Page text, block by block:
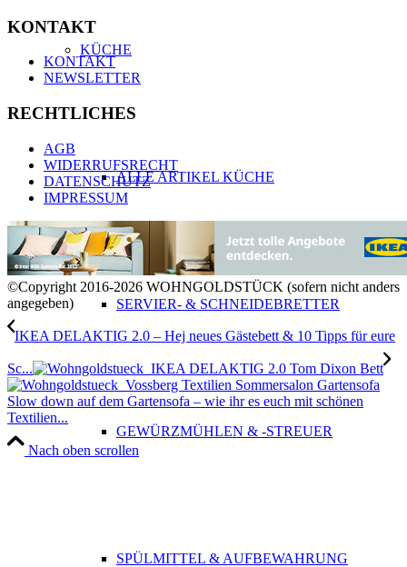
KÜCHE
ALLE ARTIKEL KÜCHE
SERVIER- & SCHNEIDEBRETTER
GEWÜRZMÜHLEN & -STREUER
SPÜLMITTEL & AUFBEWAHRUNG
KONTAKT
KONTAKT
NEWSLETTER
RECHTLICHES
AGB
WIDERRUFSRECHT
DATENSCHUTZ
IMPRESSUM
©Copyright 2016-2026 WOHNGOLDSTÜCK (sofern nicht anders
angegeben)
IKEA DELAKTIG 2.0 – Hej neues Gästebett & 10 Tipps für eure
Sc...
Slow down auf dem Gartensofa – wie ihr es euch mit schönen
Textilien...
Nach oben scrollen